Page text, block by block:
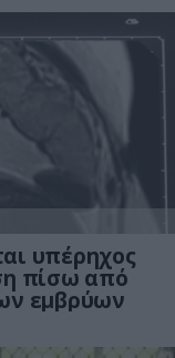
υπέρηχος
πίσω από
εμβρύων